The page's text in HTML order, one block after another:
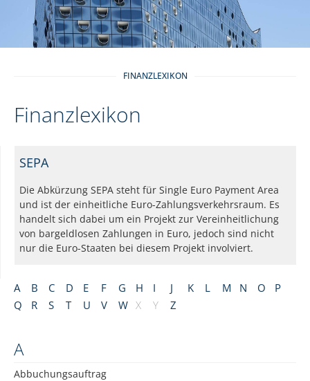
FINANZLEXIKON
Finanzlexikon
A B C D E F G H I J K L M N O
P
Q
R S T U V W X Y Z
A
Abbuchungsauftrag
SEPA
Die Abkürzung SEPA steht für Single Euro Payment Area
und ist der einheitliche Euro-Zahlungsverkehrsraum. Es
handelt sich dabei um ein Projekt zur Vereinheitlichung
von bargeldlosen Zahlungen in Euro, jedoch sind nicht
nur die Euro-Staaten bei diesem Projekt involviert.